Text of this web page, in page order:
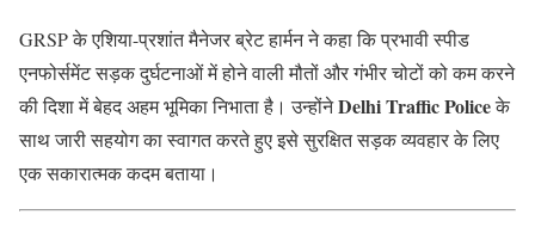
GRSP के एशिया-प्रशांत मैनेजर ब्रेट हार्मन ने कहा कि प्रभावी स्पीड
एनफोर्समेंट सड़क दुर्घटनाओं में होने वाली मौतों और गंभीर चोटों को कम करने
की दिशा में बेहद अहम भूमिका निभाता है। उन्होंनेDelhi Traffic Policeके
साथ जारी सहयोग का स्वागत करते हुए इसे सुरक्षित सड़क व्यवहार के लिए
एक सकारात्मक कदम बताया।